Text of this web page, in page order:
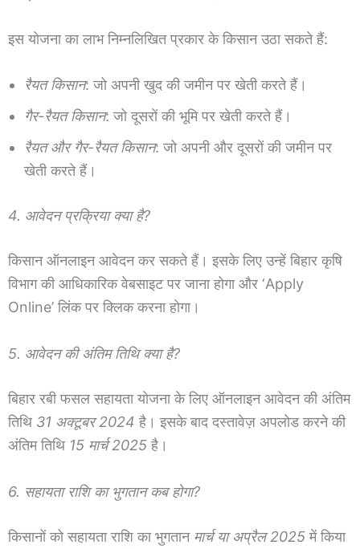
इस योजना का लाभ निम्नलिखित प्रकार के किसान उठा सकते हैं:
रैयत किसान: जो अपनी खुद की जमीन पर खेती करते हैं।
गैर-रैयत किसान: जो दूसरों की भूमि पर खेती करते हैं।
रैयत और गैर-रैयत किसान: जो अपनी और दूसरों की जमीन पर
खेती करते हैं।
4. आवेदन प्रक्रिया क्या है?
किसान ऑनलाइन आवेदन कर सकते हैं। इसके लिए उन्हें बिहार कृषि
विभाग की आधिकारिक वेबसाइट पर जाना होगा और ‘Apply
Online’ लिंक पर क्लिक करना होगा।
5. आवेदन की अंतिम तिथि क्या है?
बिहार रबी फसल सहायता योजना के लिए ऑनलाइन आवेदन की अंतिम
तिथि 31 अक्टूबर 2024 है। इसके बाद दस्तावेज़ अपलोड करने की
अंतिम तिथि 15 मार्च 2025है।
6. सहायता राशि का भुगतान कब होगा?
किसानों को सहायता राशि का भुगतान मार्च या अप्रैल 2025में किया